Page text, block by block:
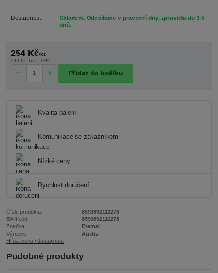
Dostupnost
Skladem. Odesíláme v pracovní dny, zpravidla do 3-5
dnů.
254 Kč/ks
210 Kč bez DPH
Přidat do košíku
Kvalita balení
Komunikace se zákazníkem
Nízké ceny
Rychlost doručení
Číslo produktu:
8590892112278
EAN kód:
8590892112278
Značka:
Eternal
Výrobce:
Austis
Hlídat cenu / dostupnost
Podobné produkty